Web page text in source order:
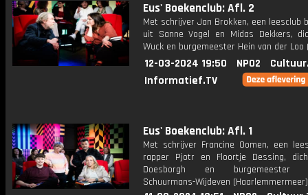
Eus' Boekenclub: Afl. 2
Met schrijver Jan Brokken, een leesclub
uit Sanne Vogel en Midas Dekkers,
Wuck en burgemeester Hein van der Loo
12-03-2024 19:50 NPO2
Informatief.TV
Eus' Boekenclub: Afl. 1
Met schrijver Francine Oomen, een
rapper Pjotr en Floortje Dessing,
Doesborgh en burgemeester
Schuurmans-Wijdeven